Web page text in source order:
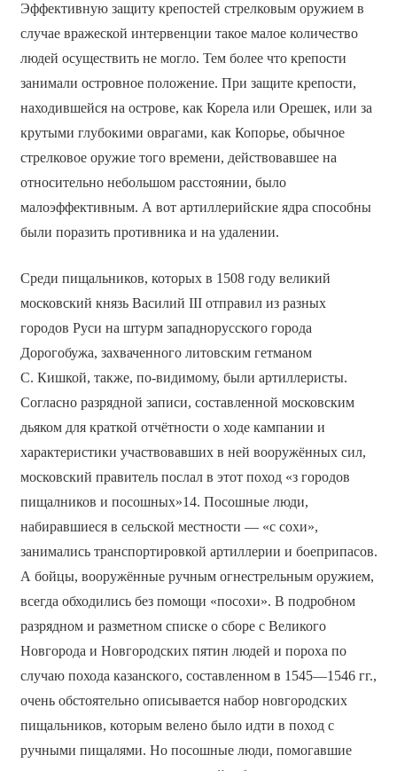
Эффективную защиту крепостей стрелковым оружием в
случае вражеской интервенции такое малое количество
людей осуществить не могло. Тем более что крепости
занимали островное положение. При защите крепости,
находившейся на острове, как Корела или Орешек, или за
крутыми глубокими оврагами, как Копорье, обычное
стрелковое оружие того времени, действовавшее на
относительно небольшом расстоянии, было
малоэффективным. А вот артиллерийские ядра способны
были поразить противника и на удалении.
Среди пищальников, которых в 1508 году великий
московский князь Василий III отправил из разных
городов Руси на штурм западнорусского города
Дорогобужа, захваченного литовским гетманом
С. Кишкой, также, по-видимому, были артиллеристы.
Согласно разрядной записи, составленной московским
дьяком для краткой отчётности о ходе кампании и
характеристики участвовавших в ней вооружённых сил,
московский правитель послал в этот поход «з городов
пищалников и посошных»14. Посошные люди,
набиравшиеся в сельской местности — «с сохи»,
занимались транспортировкой артиллерии и боеприпасов.
А бойцы, вооружённые ручным огнестрельным оружием,
всегда обходились без помощи «посохи». В подробном
разрядном и разметном списке о сборе с Великого
Новгорода и Новгородских пятин людей и пороха по
случаю похода казанского, составленном в 1545—1546 гг.,
очень обстоятельно описывается набор новгородских
пищальников, которым велено было идти в поход с
ручными пищалями. Но посошные люди, помогавшие